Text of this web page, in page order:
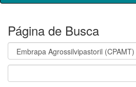
Página de Busca